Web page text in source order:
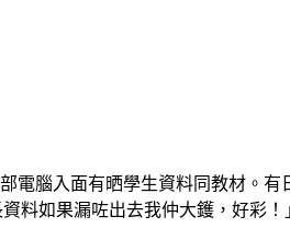
電腦入面有晒學生資料同教材。
料如果漏咗出去我仲大鑊，好彩！